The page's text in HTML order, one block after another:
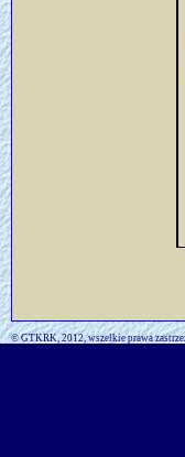
© GTKRK, 2012, wszelkie prawa